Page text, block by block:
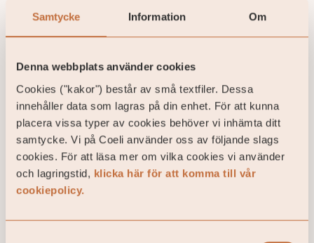
Samtycke Information Om
Denna webbplats använder cookies
Cookies ("kakor") består av små textfiler. Dessa
innehåller data som lagras på din enhet. För att kunna
placera vissa typer av cookies behöver vi inhämta ditt
samtycke. Vi på Coeli använder oss av följande slags
cookies. För att läsa mer om vilka cookies vi använder
och lagringstid, klicka här för att komma till vår
cookiepolicy.
Coeli stärker sitt erbjudande med
specialistkompetens inom
fåmansbolag